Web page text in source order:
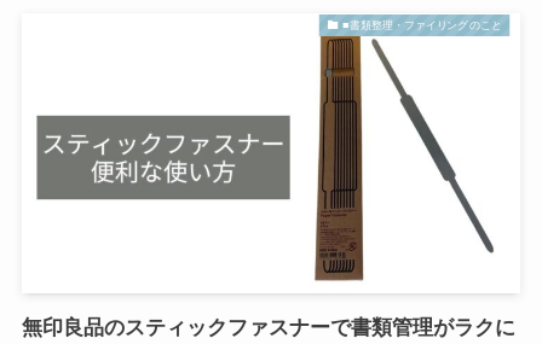
■書類整理・ファイリングのこと
無印良品のスティックファスナーで書類管理がラクに